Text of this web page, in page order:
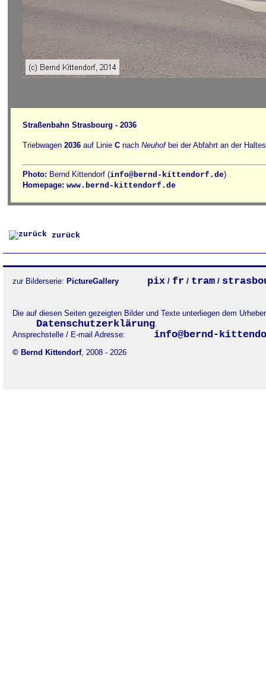
Straßenbahn Strasbourg - 2036
Triebwagen 2036 auf Linie C nach Neuhofbei der Abfahrt an der
Photo: Bernd Kittendorf (info@bernd-kittendorf.de)
Homepage: www.bernd-kittendorf.de
zurück
zur Bilderserie: PictureGallery pix / fr / tram /
Die auf diesen Seiten gezeigten Bilder und Texte unterliegen dem
Datenschutzerklärung.
Ansprechstelle / E-mail Adresse:
info@bernd-
© Bernd Kittendorf, 2008 - 2026